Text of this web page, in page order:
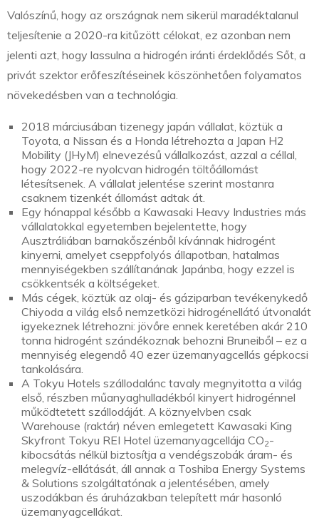
Valószínű, hogy az országnak nem sikerül maradéktalanul
teljesítenie a 2020-ra kitűzött célokat, ez azonban nem
jelenti azt, hogy lassulna a hidrogén iránti érdeklődés Sőt, a
privát szektor erőfeszítéseinek köszönhetően folyamatos
növekedésben van a technológia.
2018 márciusában tizenegy japán vállalat, köztük a
Toyota, a Nissan és a Honda létrehozta a Japan H2
Mobility (JHyM) elnevezésű vállalkozást, azzal a céllal,
hogy 2022-re nyolcvan hidrogén töltőállomást
létesítsenek. A vállalat jelentése szerint mostanra
csaknem tizenkét állomást adtak át.
Egy hónappal később a Kawasaki Heavy Industries más
vállalatokkal egyetemben bejelentette, hogy
Ausztráliában barnakőszénből kívánnak hidrogént
kinyerni, amelyet cseppfolyós állapotban, hatalmas
mennyiségekben szállítanának Japánba, hogy ezzel is
csökkentsék a költségeket.
Más cégek, köztük az olaj- és gáziparban tevékenykedő
Chiyoda a világ első nemzetközi hidrogénellátó útvonalát
igyekeznek létrehozni: jövőre ennek keretében akár 210
tonna hidrogént szándékoznak behozni Bruneiből – ez a
mennyiség elegendő 40 ezer üzemanyagcellás gépkocsi
tankolására.
A Tokyu Hotels szállodalánc tavaly megnyitotta a világ
első, részben műanyaghulladékból kinyert hidrogénnel
működtetett szállodáját. A köznyelvben csak
Warehouse (raktár) néven emlegetett Kawasaki King
Skyfront Tokyu REI Hotel üzemanyagcellája CO2-
kibocsátás nélkül biztosítja a vendégszobák áram- és
melegvíz-ellátását, áll annak a Toshiba Energy Systems
& Solutions szolgáltatónak a jelentésében, amely
uszodákban és áruházakban telepített már hasonló
üzemanyagcellákat.